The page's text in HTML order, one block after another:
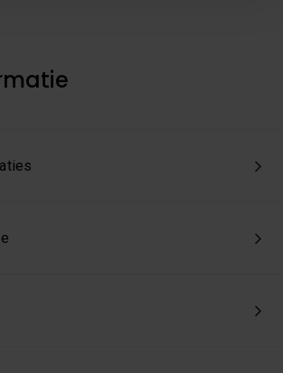
via onze cookie-instellingen.